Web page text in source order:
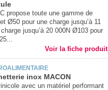
propose toute une gamme de
Ø50 pour une charge jusqu’à 11
jusqu’à 20 000N Ø103 pour
Voir la fiche produit
inox MACON
avec un matériel performant